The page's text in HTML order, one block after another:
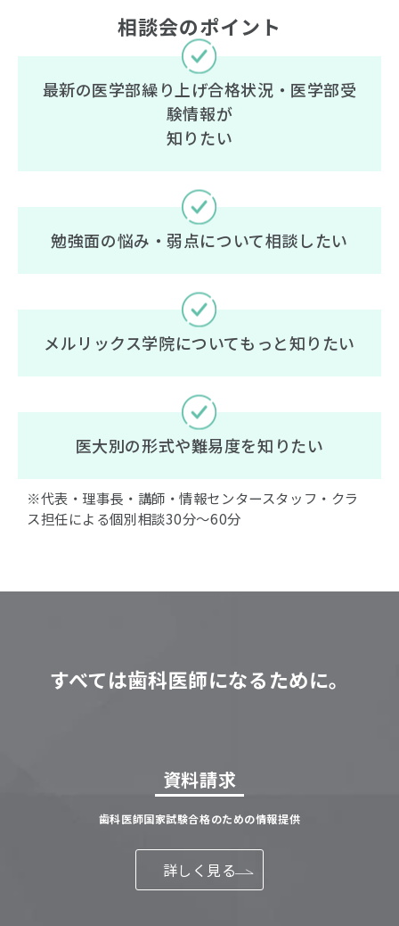
相談会のポイント
最新の医学部繰り上げ合格状況・医学部受
験情報が
知りたい
勉強面の悩み・弱点について相談したい
メルリックス学院についてもっと知りたい
医大別の形式や難易度を知りたい
※代表・理事長・講師・情報センタースタッフ・クラ
ス担任による個別相談30分〜60分
すべては歯科医師になるために。
資料請求
歯科医師国家試験合格のための情報提供
詳しく見る